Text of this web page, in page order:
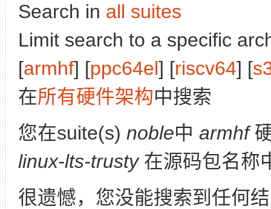
Search in all suites
Limit search to a specific
[armhf] [ppc64el] [riscv64] [
在所有硬件架构中搜索
您在suite(s) noble中 armhf
linux-lts-trusty在源码包名称
很遗憾，您没能搜索到任何